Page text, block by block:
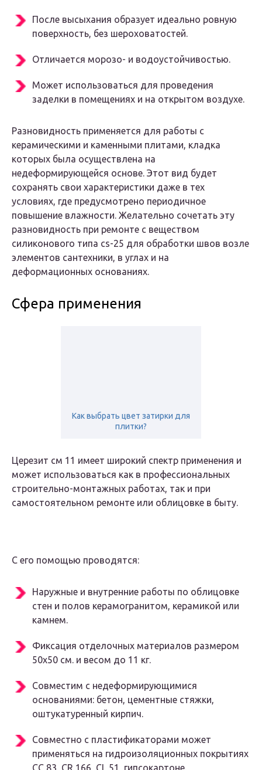
После высыхания образует идеально ровную
поверхность, без шероховатостей.
Отличается морозо- и водоустойчивостью.
Может использоваться для проведения
заделки в помещениях и на открытом воздухе.
Разновидность применяется для работы с
керамическими и каменными плитами, кладка
которых была осуществлена на
недеформирующейся основе. Этот вид будет
сохранять свои характеристики даже в тех
условиях, где предусмотрено периодичное
повышение влажности. Желательно сочетать эту
разновидность при ремонте с веществом
силиконового типа cs-25 для обработки швов возле
элементов сантехники, в углах и на
деформационных основаниях.
Сфера применения
Как выбрать цвет затирки для
плитки?
Церезит см 11 имеет широкий спектр применения и
может использоваться как в профессиональных
строительно-монтажных работах, так и при
самостоятельном ремонте или облицовке в быту.
С его помощью проводятся:
Наружные и внутренние работы по облицовке
стен и полов керамогранитом, керамикой или
камнем.
Фиксация отделочных материалов размером
50х50 см. и весом до 11 кг.
Совместим с недеформирующимися
основаниями: бетон, цементные стяжки,
оштукатуренный кирпич.
Совместно с пластификаторами может
применяться на гидроизоляционных покрытиях